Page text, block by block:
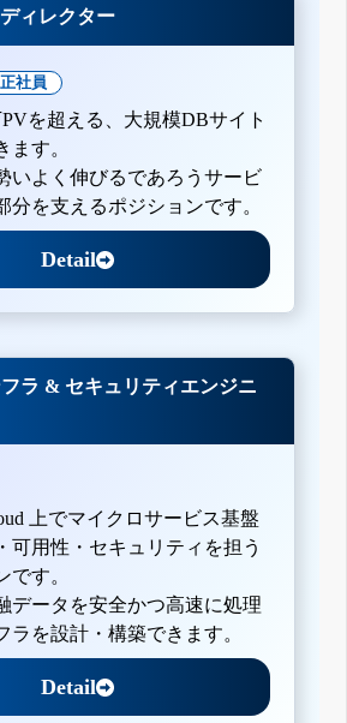
ィレクター
正社員
PVを超える、大規模DBサイト
ます。
いよく伸びるであろうサービ
分を支えるポジションです。
Detail
ラ & セキュリティエンジニ
上でマイクロサービス基盤
可用性・セキュリティを担う
です。
データを安全かつ高速に処理
ラを設計・構築できます。
Detail